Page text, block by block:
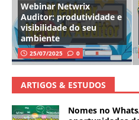
Webinar Netwrix
Auditor: produtividade e
visibilidade do seu
ambiente
25/07/2025 0
ARTIGOS & ESTUDOS
Nomes no